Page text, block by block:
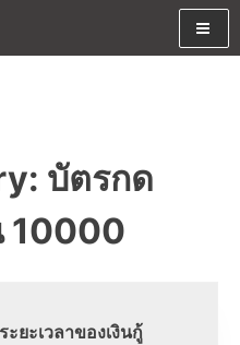
ฟแนนซ์ด้วย
บัตรกด
10000
ยะเวลาของเงินกู้